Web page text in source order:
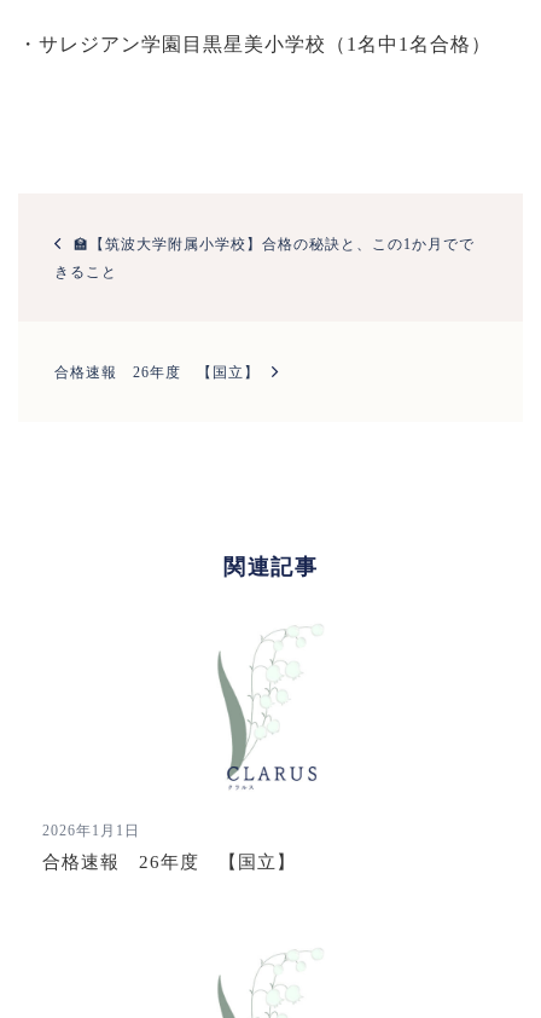
・サレジアン学園目黒星美小学校（1名中1名合格）
🏫【筑波大学附属小学校】合格の秘訣と、この1か月でで
きること
合格速報 26年度 【国立】
関連記事
2026年1月1日
合格速報 26年度 【国立】